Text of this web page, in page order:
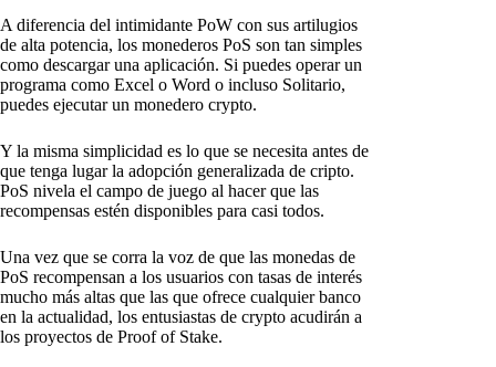
A diferencia del intimidante PoW con sus artilugios
de alta potencia, los monederos PoS son tan simples
como descargar una aplicación. Si puedes operar un
programa como Excel o Word o incluso Solitario,
puedes ejecutar un monedero crypto.
Y la misma simplicidad es lo que se necesita antes de
que tenga lugar la adopción generalizada de cripto.
PoS nivela el campo de juego al hacer que las
recompensas estén disponibles para casi todos.
Una vez que se corra la voz de que las monedas de
PoS recompensan a los usuarios con tasas de interés
mucho más altas que las que ofrece cualquier banco
en la actualidad, los entusiastas de crypto acudirán a
los proyectos de Proof of Stake.